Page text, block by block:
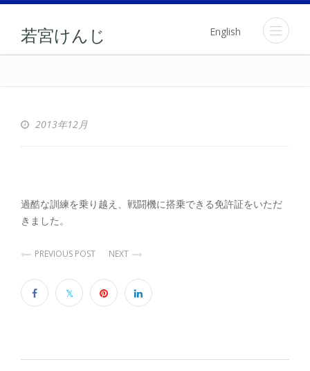
若宮けんじ English
2013年12月
過酷な訓練を乗り越え、戦闘機に搭乗できる免許証をいただ
きました。
PREVIOUS POST NEXT